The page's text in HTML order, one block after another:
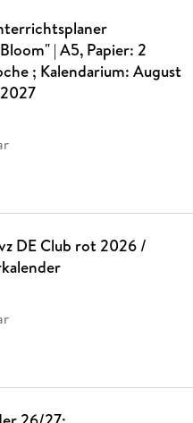
| A5, Papier: 2
; Kalendarium: August
DE Club rot 2026 /